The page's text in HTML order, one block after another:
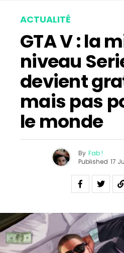
ACTUALITÉ
GTA V : la
niveau
devient
mais pas
le monde
By Fab !
Published 17